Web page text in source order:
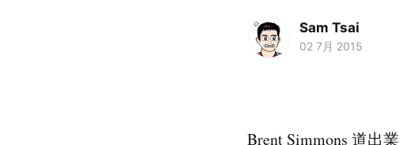
Sam Tsai
02 7月 2015
Brent Simmons 道出